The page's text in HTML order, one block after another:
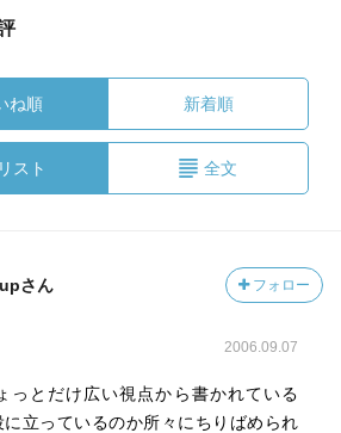
ね順 新着順
リスト 全文
さん フォロー
2006.09.07
っとだけ広い視点から書かれている
立っているのか所々にちりばめられ